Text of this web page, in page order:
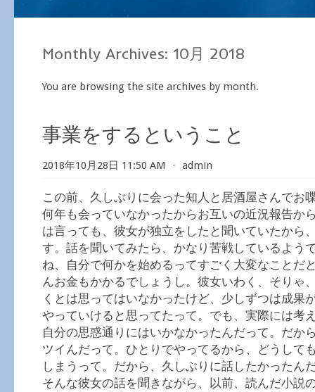
Monthly Archives: 10月 2018
You are browsing the site archives by month.
事業をするということ
2018年10月28日 11:50 AM ⋅ admin
この前、久しぶりに会った知人と居酒屋さんでお
何年も会っていなかったからお互いの近況報告か
は言っても、彼女が独立をしたと聞いていたから
す。話を聞いてみたら、かなり苦戦しているよう
ね、自分で何かを始めるってすごく大変なことだ
んお金もかかるでしょうし。彼女いわく、そりゃ
くとは思ってはいなかったけど、少しずつは成果
やっていけると思ってたって。でも、実際には考
自分の思惑通りにはいかなかったんだって。だか
ツイんだって。ひとりでやってるから、どうして
しまうって。だから、久しぶりに話したかったん
そんな彼女の話を聞きながら、以前、読んだ小説